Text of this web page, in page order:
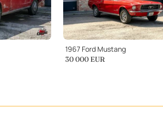
1967 Ford Mustang
30 000 EUR